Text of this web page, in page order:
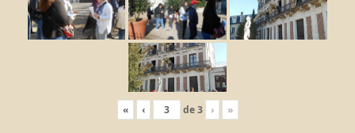
« ‹ de3 › »